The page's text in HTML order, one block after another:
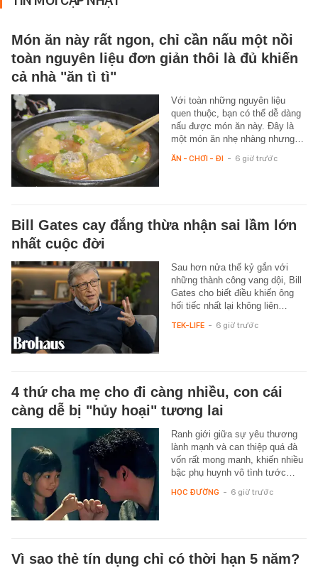
Món ăn này rất ngon, chỉ cần nấu một nồi
toàn nguyên liệu đơn giản thôi là đủ khiến
cả nhà "ăn tì tì"
Với toàn những nguyên liệu
quen thuộc, bạn có thể dễ dàng
nấu được món ăn này. Đây là
một món ăn nhẹ nhàng nhưng…
ĂN - CHƠI - ĐI - 6 giờ trước
Bill Gates cay đắng thừa nhận sai lầm lớn
nhất cuộc đời
Sau hơn nửa thế kỷ gắn với
những thành công vang dội, Bill
Gates cho biết điều khiến ông
hối tiếc nhất lại không liên…
TEK-LIFE - 6 giờ trước
4 thứ cha mẹ cho đi càng nhiều, con cái
càng dễ bị "hủy hoại" tương lai
Ranh giới giữa sự yêu thương
lành mạnh và can thiệp quá đà
vốn rất mong manh, khiến nhiều
bậc phụ huynh vô tình tước…
HỌC ĐƯỜNG - 6 giờ trước
Vì sao thẻ tín dụng chỉ có thời hạn 5 năm?